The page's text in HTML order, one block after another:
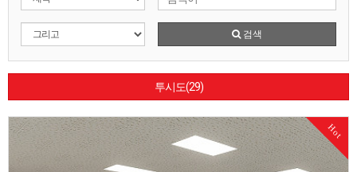
검색
투시도(29)
Hot